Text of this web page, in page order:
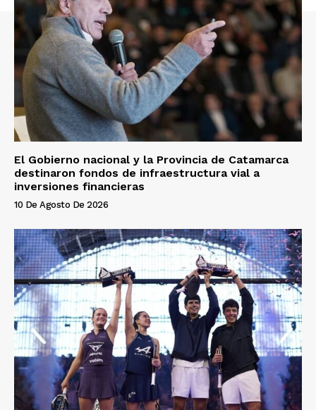
El Gobierno nacional y la Provincia de Catamarca
destinaron fondos de infraestructura vial a
inversiones financieras
10 De Agosto De 2026